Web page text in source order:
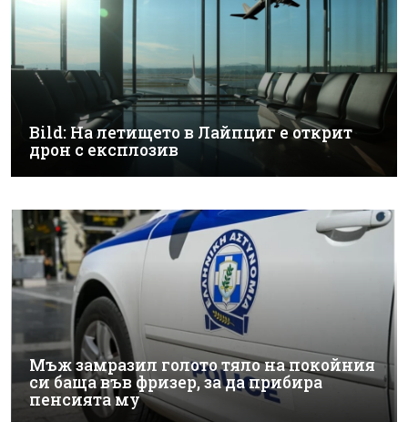
Bild: На летището в Лайпциг е открит
дрон с експлозив
Мъж замразил голото тяло на покойния
си баща във фризер, за да прибира
пенсията му